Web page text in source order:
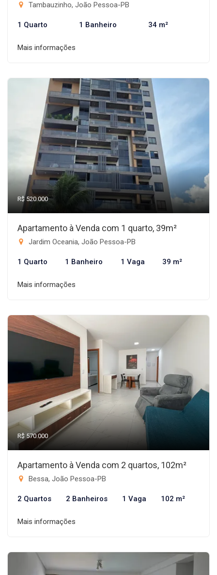
Tambauzinho, João Pessoa-PB
1 Quarto 1 Banheiro 34 m²
Mais informações
R$ 520.000
Apartamento à Venda com 1 quarto, 39m²
Jardim Oceania, João Pessoa-PB
1 Quarto 1 Banheiro 1 Vaga 39 m²
Mais informações
R$ 570.000
Apartamento à Venda com 2 quartos, 102m²
Bessa, João Pessoa-PB
2 Quartos 2 Banheiros 1 Vaga 102 m²
Mais informações